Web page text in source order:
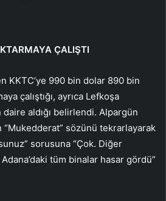
ÇALIŞTI
KKTC’ye 990 bin dolar 890 bin
çalıştığı, ayrıca Lefkoşa
aldığı belirlendi. Alpargün
sözünü tekrarlayarak
sorusuna “Çok. Diğer
tüm binalar hasar gördü”